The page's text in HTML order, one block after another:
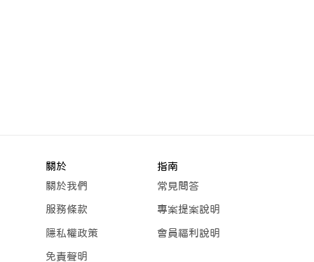
關於
關於我們
服務條款
隱私權政策
免責聲明
指南
常見問答
專案提案說明
會員福利說明